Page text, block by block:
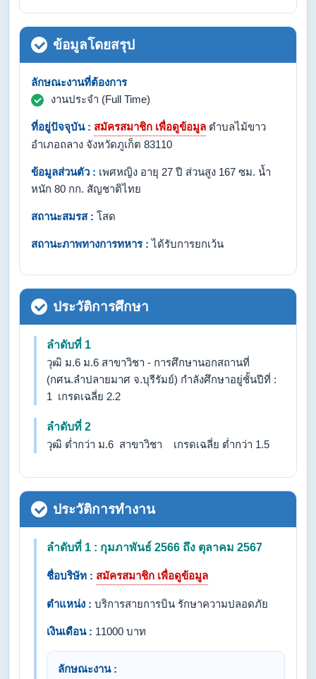
ข้อมูลโดยสรุป
ลักษณะงานที่ต้องการ
งานประจำ (Full Time)
ที่อยู่ปัจจุบัน : สมัครสมาชิก เพื่อดูข้อมูล ตำบลไม้ขาว
อำเภอถลาง จังหวัดภูเก็ต 83110
ข้อมูลส่วนตัว : เพศหญิง อายุ 27 ปี ส่วนสูง 167 ซม. น้ำ
หนัก 80 กก. สัญชาติไทย
สถานะสมรส : โสด
สถานะภาพทางการทหาร : ได้รับการยกเว้น
ประวัติการศึกษา
ลำดับที่ 1
วุฒิ ม.6 ม.6 สาขาวิชา - การศึกษานอกสถานที่
(กศน.ลำปลายมาศ จ.บุรีรัมย์) กำลังศึกษาอยู่ชั้นปีที่ :
1 เกรดเฉลี่ย 2.2
ลำดับที่ 2
วุฒิ ต่ำกว่า ม.6 สาขาวิชา เกรดเฉลี่ย ต่ำกว่า 1.5
ประวัติการทำงาน
ลำดับที่ 1 : กุมภาพันธ์ 2566 ถึง ตุลาคม 2567
ชื่อบริษัท : สมัครสมาชิก เพื่อดูข้อมูล
ตำแหน่ง : บริการสายการบิน รักษาความปลอดภัย
เงินเดือน : 11000 บาท
ลักษณะงาน :